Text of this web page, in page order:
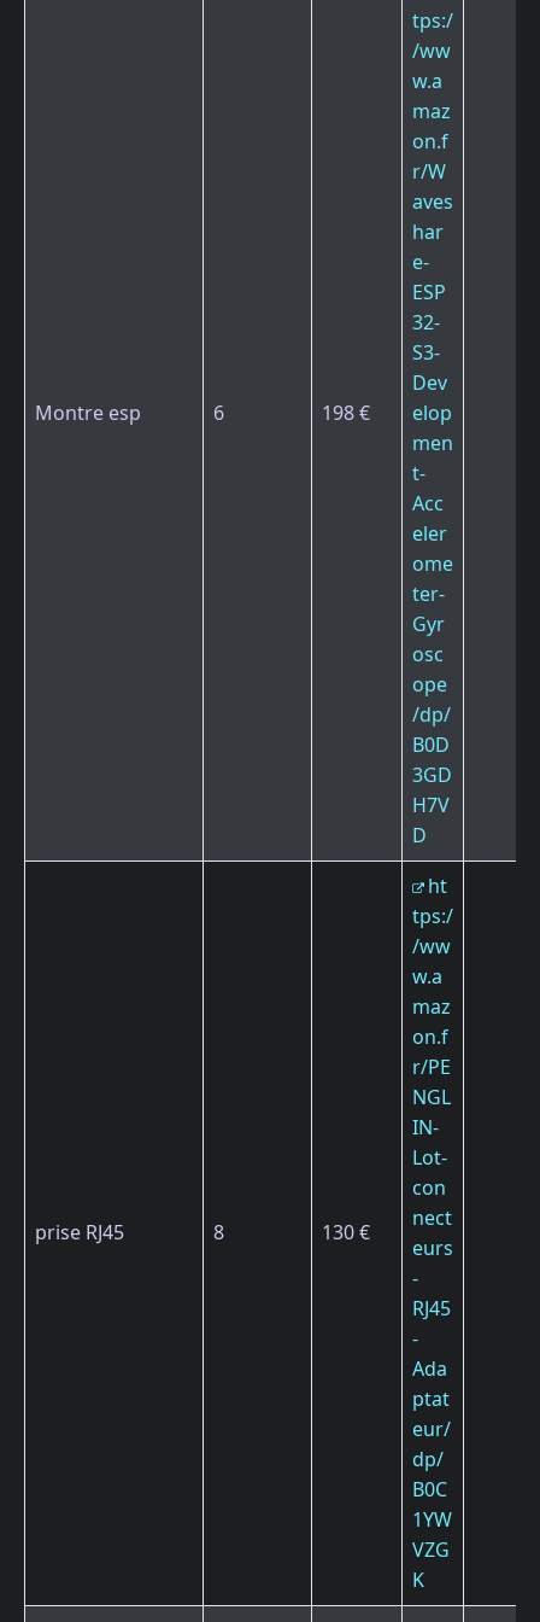
Montre esp 6 198 €
tps:/
/ww
w.a
maz
on.f
r/W
aves
har
e-
ESP
32-
S3-
Dev
elop
men
t-
Acc
eler
ome
ter-
Gyr
osc
ope
/dp/
B0D
3GD
H7V
D
prise RJ45 8 130 €
ht
tps:/
/ww
w.a
maz
on.f
r/PE
NGL
IN-
Lot-
con
nect
eurs
-
RJ45
-
Ada
ptat
eur/
dp/
B0C
1YW
VZG
K